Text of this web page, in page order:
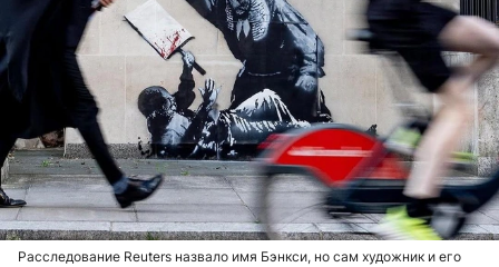
Расследование Reuters назвало имя Бэнкси, но сам художник и его